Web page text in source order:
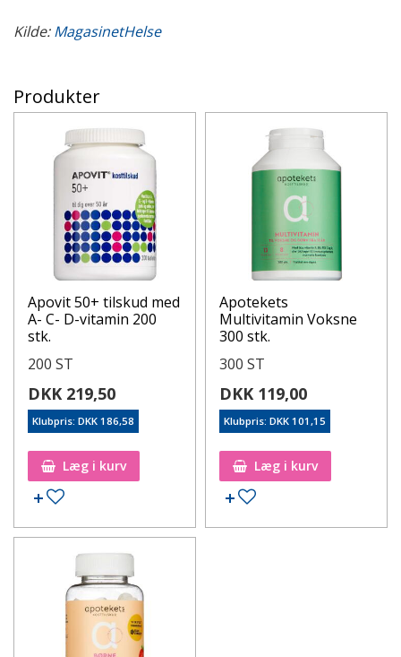
Kilde: MagasinetHelse
Produkter
Apovit 50+ tilskud med
A- C- D-vitamin 200
stk.
200 ST
DKK 219,50
Klubpris: DKK 186,58
Læg i kurv
Apotekets
Multivitamin Voksne
300 stk.
300 ST
DKK 119,00
Klubpris: DKK 101,15
Læg i kurv